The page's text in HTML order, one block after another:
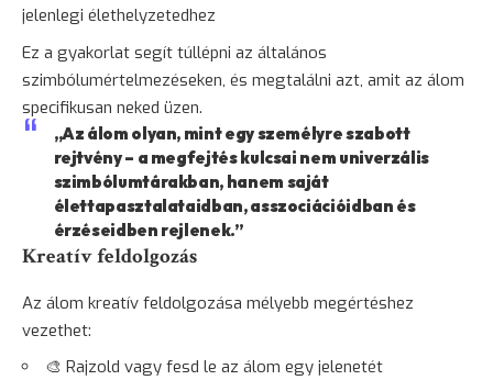
jelenlegi élethelyzetedhez
Ez a gyakorlat segít túllépni az általános
szimbólumértelmezéseken, és megtalálni azt, amit az álom
specifikusan neked üzen.
„Az álom olyan, mint egy személyre szabott
rejtvény – a megfejtés kulcsai nem univerzális
szimbólumtárakban, hanem saját
élettapasztalataidban, asszociációidban és
érzéseidben rejlenek.”
Kreatív feldolgozás
Az álom kreatív feldolgozása mélyebb megértéshez
vezethet:
🎨 Rajzold vagy fesd le az álom egy jelenetét